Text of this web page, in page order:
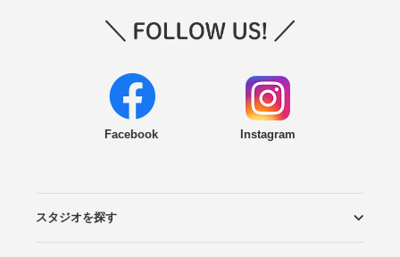
Facebook Instagram
スタジオを探す